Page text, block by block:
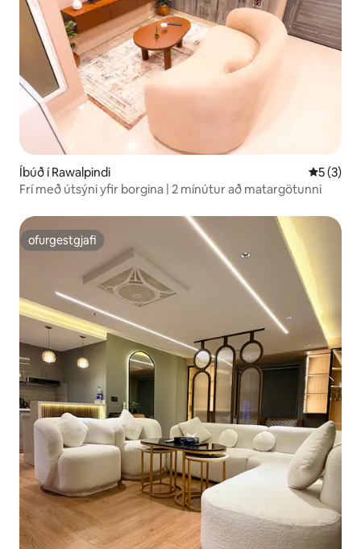
Íbúð í Rawalpindi 5 af 5 í
5 (3)
Frí með útsýni yfir borgina | 2 mínútur að matargötunni
ofurgestgjafi
ofurgestgjafi